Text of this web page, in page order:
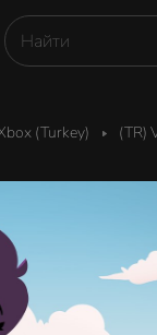
(Turkey) (TR)